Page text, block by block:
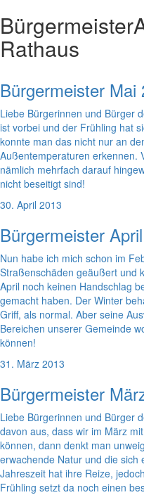
Bürgermeister
Rathaus
Bürgermeister Mai
Liebe Bürgerinnen und Bürger
ist vorbei und der Frühling hat
konnte man das nicht nur an
Außentemperaturen erkennen.
nämlich mehrfach darauf
nicht beseitigt sind!
30. April 2013
Bürgermeister
Nun habe ich mich schon im
Straßenschäden geäußert und
April noch keinen Handschlag
gemacht haben. Der Winter
Griff, als normal. Aber seine
Bereichen unserer Gemeinde
können!
31. März 2013
Bürgermeister
Liebe Bürgerinnen und Bürger
davon aus, dass wir im März
können, dann denkt man
erwachende Natur und die
Jahreszeit hat ihre Reize,
Frühling setzt da noch einen